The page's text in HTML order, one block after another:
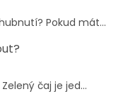
Pokud mát...
čaj je jed...